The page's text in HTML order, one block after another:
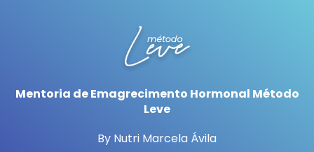
Mentoria de Emagrecimento Hormonal Método
Leve
By Nutri Marcela Ávila